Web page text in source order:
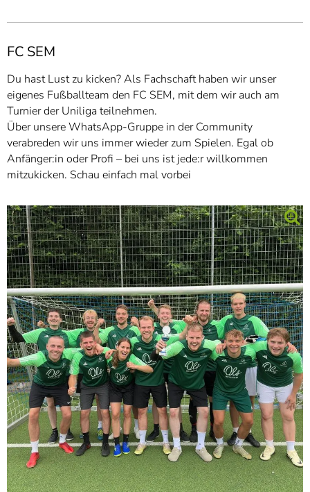
FC SEM
Du hast Lust zu kicken? Als Fachschaft haben wir unser
eigenes Fußballteam den FC SEM, mit dem wir auch am
Turnier der Uniliga teilnehmen.
Über unsere WhatsApp-Gruppe in der Community
verabreden wir uns immer wieder zum Spielen. Egal ob
Anfänger:in oder Profi – bei uns ist jede:r willkommen
mitzukicken. Schau einfach mal vorbei